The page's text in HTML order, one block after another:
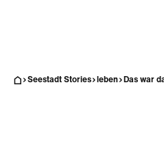
Seestadt Stories leben Das war